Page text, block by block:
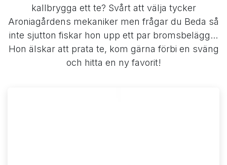
kallbrygga ett te? Svårt att välja tycker
Aroniagårdens mekaniker men frågar du Beda så
inte sjutton fiskar hon upp ett par bromsbelägg...
Hon älskar att prata te, kom gärna förbi en sväng
och hitta en ny favorit!